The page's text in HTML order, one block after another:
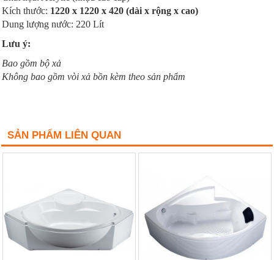
Kích thước: 1220 x 1220 x 420 (dài x rộng x cao)
Dung lượng nước: 220 Lít
Lưu ý:
Bao gồm bộ xả
Không bao gồm vòi xả bồn kèm theo sản phẩm
SẢN PHẨM LIÊN QUAN